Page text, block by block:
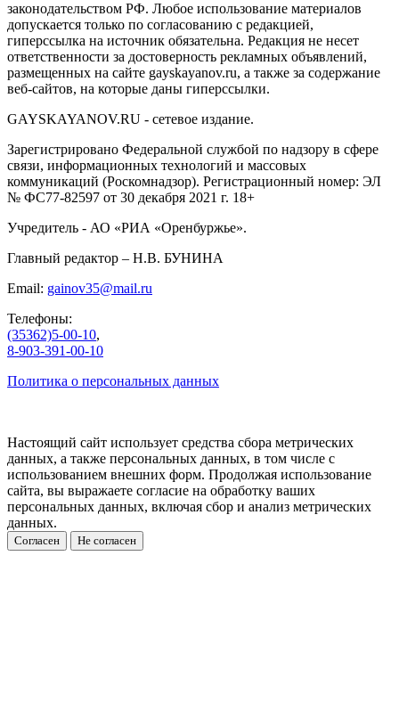
законодательством РФ. Любое использование материалов
допускается только по согласованию с редакцией,
гиперссылка на источник обязательна. Редакция не несет
ответственности за достоверность рекламных объявлений,
размещенных на сайте gayskayanov.ru, а также за содержание
веб-сайтов, на которые даны гиперссылки.
GAYSKAYANOV.RU - сетевое издание.
Зарегистрировано Федеральной службой по надзору в сфере
связи, информационных технологий и массовых
коммуникаций (Роскомнадзор). Регистрационный номер: ЭЛ
№ ФС77-82597 от 30 декабря 2021 г. 18+
Учредитель - АО «РИА «Оренбуржье».
Главный редактор – Н.В. БУНИНА
Email: gainov35@mail.ru
Телефоны:
(35362)5-00-10,
8-903-391-00-10
Политика о персональных данных
Настоящий сайт использует средства сбора метрических
данных, а также персональных данных, в том числе с
использованием внешних форм. Продолжая использование
сайта, вы выражаете согласие на обработку ваших
персональных данных, включая сбор и анализ метрических
данных.
Согласен Не согласен